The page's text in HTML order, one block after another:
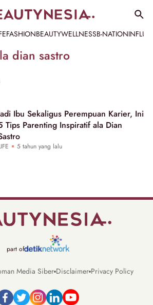
FASHIONBEAUTYWELLNESSB-NATION
dian sastro
Ibu Sekaligus Perempuan Karier, Ini
Tips Parenting Inspiratif ala Dian
5 tahun yang lalu
part of
Media SiberDisclaimer Privacy Policy